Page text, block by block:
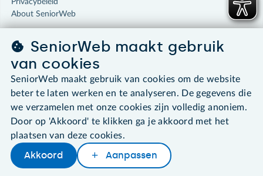
Later lezenDelen
Privacybeleid
About SeniorWeb
SeniorWeb maakt gebruik
van cookies
SeniorWeb maakt gebruik van cookies om de website
beter te laten werken en te analyseren. De gegevens die
we verzamelen met onze cookies zijn volledig anoniem.
Door op 'Akkoord' te klikken ga je akkoord met het
plaatsen van deze cookies.
Akkoord Aanpassen